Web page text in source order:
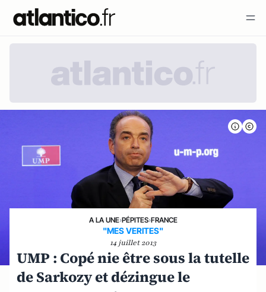
A LA UNE›PÉPITES›FRANCE
"MES VERITES"
14 juillet 2013
UMP : Copé nie être sous la tutelle
de Sarkozy et dézingue le